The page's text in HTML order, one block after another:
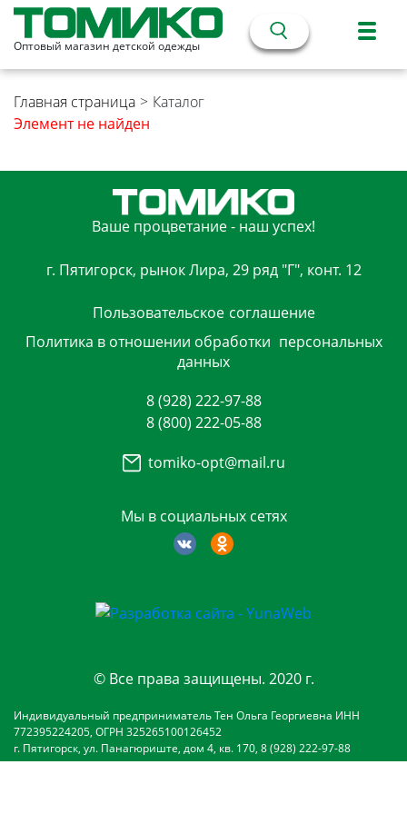
Оптовый магазин детской одежды
Главная страница > Каталог
Элемент не найден
Ваше процветание - наш успех!
г. Пятигорск, рынок Лира, 29 ряд "Г", конт. 12
Пользовательское соглашение
Политика в отношении обработки персональных
данных
Мы в социальных сетях
8 (928) 222-97-88
8 (800) 222-05-88
tomiko-opt@mail.ru
© Все права защищены. 2020 г.
Индивидуальный предприниматель Тен Ольга Георгиевна ИНН
772395224205, ОГРН 325265100126452
г. Пятигорск, ул. Панагюриште, дом 4, кв. 170, 8 (928) 222-97-88